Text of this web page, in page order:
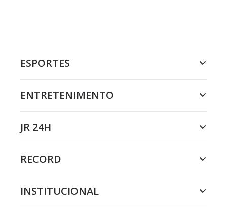
ESPORTES
ENTRETENIMENTO
JR 24H
RECORD
INSTITUCIONAL